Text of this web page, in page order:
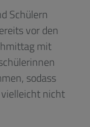
Schülern
vor den
mit
sodass
nicht